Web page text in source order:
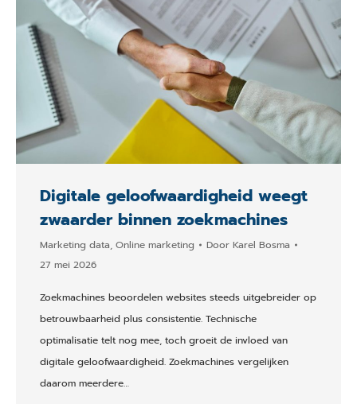
Digitale geloofwaardigheid weegt
zwaarder binnen zoekmachines
Marketing data, Online marketing Door Karel Bosma
27 mei 2026
Zoekmachines beoordelen websites steeds uitgebreider op
betrouwbaarheid plus consistentie. Technische
optimalisatie telt nog mee, toch groeit de invloed van
digitale geloofwaardigheid. Zoekmachines vergelijken
daarom meerdere…